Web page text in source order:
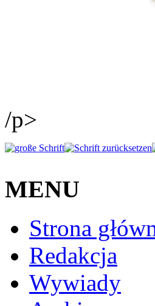
/p>
MENU
Strona
Redakcja
Wywiady